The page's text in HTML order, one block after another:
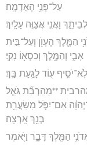
עַל־פְּנֵ֥י הָאֲדָמָֽה׃
וַאֲנִ֖י אֲצַוֶּ֥ה עָלָֽיִךְ׃
הַמֶּ֛לֶךְ הֶעָוֺ֖ן וְעַל־בֵּ֣ית
אָבִ֑י וְהַמֶּ֥לֶךְ וְכִסְא֖וֹ נָקִֽי׃
ע֖וֹד לָגַ֥עַת בָּֽךְ׃
**מֵהַרְבַּ֞ת גֹּאֵ֤ל
אִם־יִפֹּ֛ל מִשַּׂעֲרַ֥ת
בְּנֵ֖ךְ אָֽרְצָה׃
הַמֶּ֖לֶךְ דָּבָ֑ר וַיֹּ֖אמֶר